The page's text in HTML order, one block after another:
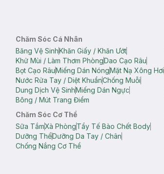
Chăm Sóc Cá Nhân
Băng Vệ SinhKhăn Giấy / Khăn Ướt
Khử Mùi / Làm Thơm PhòngDao Cạo Râu
Bọt Cạo RâuMiếng Dán NóngMặt Nạ Xông Hơi
Nước Rửa Tay / Diệt KhuẩnChống Muỗi
Dung Dịch Vệ SinhMiếng Dán Ngực
Bông / Mút Trang Điểm
Chăm Sóc Cơ Thể
Sữa TắmXà PhòngTẩy Tế Bào Chết Body
Dưỡng ThểDưỡng Da Tay / Chân
Chống Nắng Cơ Thể